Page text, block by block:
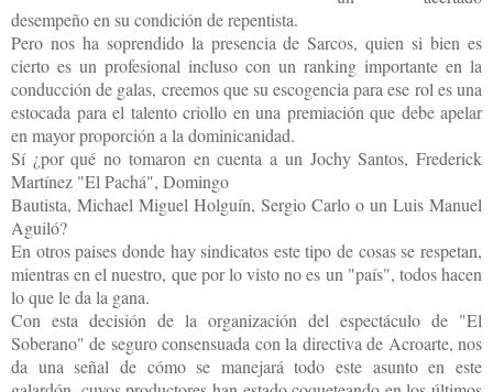
desempeño en su condición de repentista.
Pero nos ha soprendido la presencia de Sarcos, quien si bien es
cierto es un profesional incluso con un ranking importante en la
conducción de galas, creemos que su escogencia para ese rol es una
estocada para el talento criollo en una premiación que debe apelar
en mayor proporción a la dominicanidad.
Sí ¿por qué no tomaron en cuenta a un Jochy Santos, Frederick
Martínez "El Pachá", Domingo
Bautista, Michael Miguel Holguín, Sergio Carlo o un Luis Manuel
Aguiló?
En otros paises donde hay sindicatos este tipo de cosas se respetan,
mientras en el nuestro, que por lo visto no es un "país", todos hacen
lo que le da la gana.
Con esta decisión de la organización del espectáculo de "El
Soberano" de seguro consensuada con la directiva de Acroarte, nos
da una señal de cómo se manejará todo este asunto en este